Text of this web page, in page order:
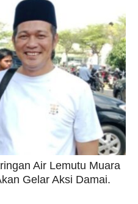
Air Lemutu Muara
Gelar Aksi Damai.